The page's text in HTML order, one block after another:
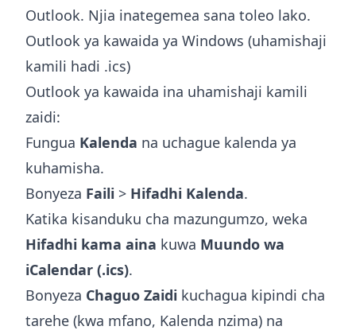
Outlook. Njia inategemea sana toleo lako.
Outlook ya kawaida ya Windows (uhamishaji
kamili hadi .ics)
Outlook ya kawaida ina uhamishaji kamili
zaidi:
Fungua Kalenda na uchague kalenda ya
kuhamisha.
Bonyeza Faili > Hifadhi Kalenda.
Katika kisanduku cha mazungumzo, weka
Hifadhi kama aina kuwa Muundo wa
iCalendar (.ics).
Bonyeza Chaguo Zaidi kuchagua kipindi cha
tarehe (kwa mfano, Kalenda nzima) na